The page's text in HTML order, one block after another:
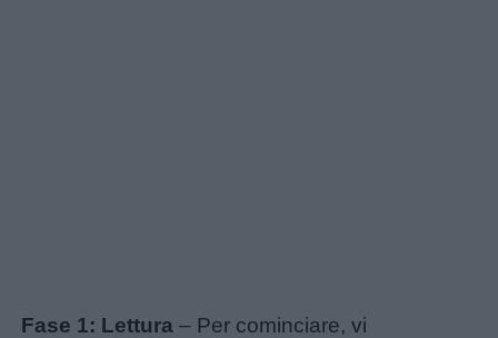
Fase 1: Lettura – Per cominciare, vi